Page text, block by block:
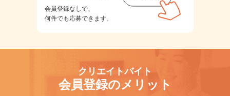
会員登録なしで、
何件でも応募できます。
クリエイトバイト
会員登録のメリット